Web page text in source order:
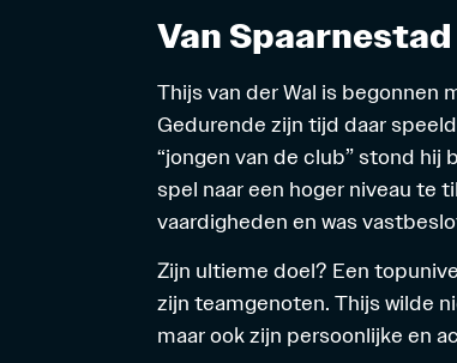
Van
Thijs van der Wal is begonnen
Gedurende zijn tijd daar
“jongen van de club” stond
spel naar een hoger niveau te
vaardigheden en was
Zijn ultieme doel? Een
zijn teamgenoten. Thijs wilde
maar ook zijn persoonlijke en